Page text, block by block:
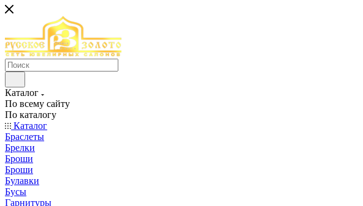
Каталог
По всему сайту
По каталогу
Каталог
Браслеты
Брелки
Броши
Броши
Булавки
Бусы
Гарнитуры